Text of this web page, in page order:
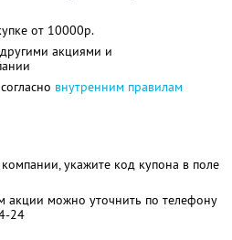
от 10000р.
акциями и
внутренним правилам
компании, укажите код купона в поле
можно уточнить по телефону
24